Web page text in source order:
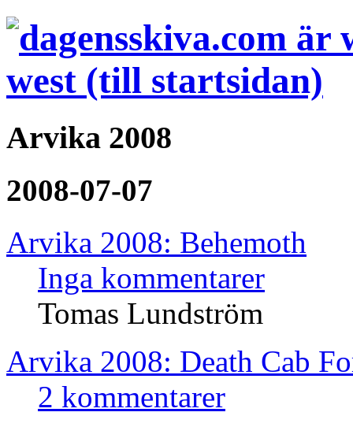
Arvika 2008
2008-07-07
Arvika 2008: Behemoth
Inga kommentarer
Tomas Lundström
Arvika 2008: Death Cab
2 kommentarer